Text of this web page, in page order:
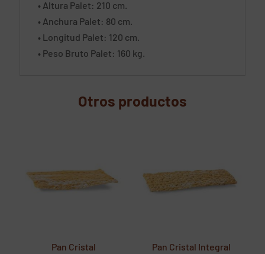
• Altura Palet: 210 cm.
• Anchura Palet: 80 cm.
• Longitud Palet: 120 cm.
• Peso Bruto Palet: 160 kg.
Otros productos
Pan Cristal Pan Cristal Integral